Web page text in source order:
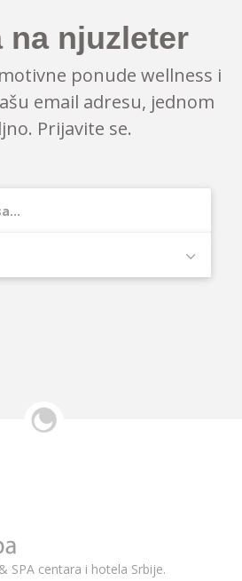
na njuzleter
ponude wellness i
email adresu, jednom
Prijavite se.
SPA centara i hotela Srbije.